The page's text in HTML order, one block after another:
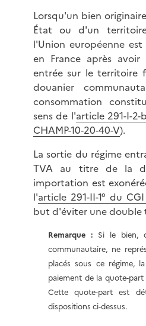
Lorsqu'un bien
État ou d'un
l'Union européenne
en France après
entrée sur le territoire
douanier
consommation
sens de l'article 291-I-2-
CHAMP-10-20-40-V).
La sortie du régime
TVA au titre de la
importation est
l'article 291-II-1° du CGI
but d'éviter une double
Remarque :Si le bien,
communautaire, ne
placés sous ce régime,
paiement de la quote-
Cette quote-part est
dispositions ci-dessus.